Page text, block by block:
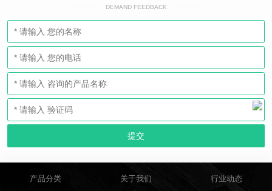
DEMAND FEEDBACK
产品分类 关于我们 行业动态